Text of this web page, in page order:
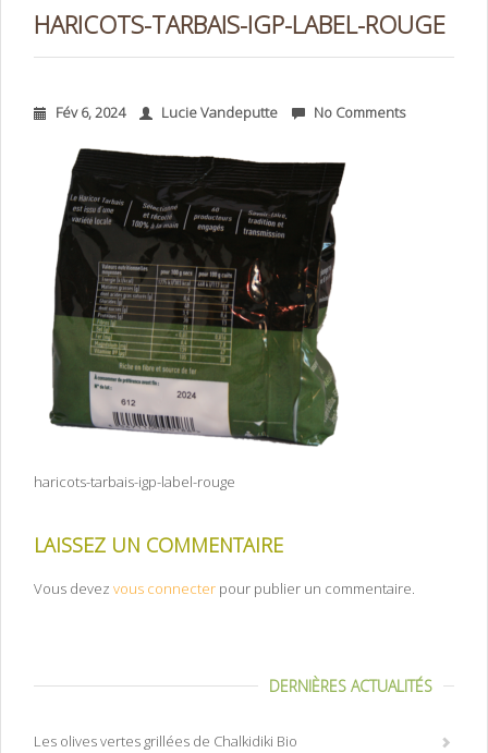
HARICOTS-TARBAIS-IGP-LABEL-ROUGE
Fév 6, 2024 Lucie Vandeputte No Comments
haricots-tarbais-igp-label-rouge
LAISSEZ UN COMMENTAIRE
Vous devez vous connecter pour publier un commentaire.
DERNIÈRES ACTUALITÉS
Les olives vertes grillées de Chalkidiki Bio